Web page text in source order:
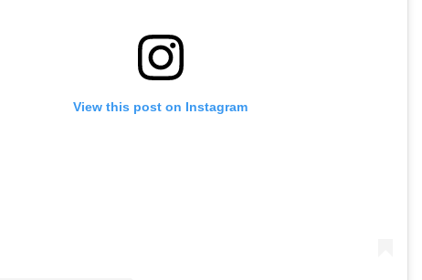
View this post on Instagram